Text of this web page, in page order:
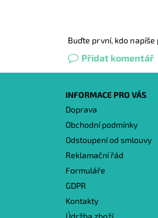
Buďte první, kdo
Přidat komentář
INFORMACE PRO VÁS
Doprava
Obchodní podmínky
Odstoupení od smlouvy
Reklamační řád
Formuláře
GDPR
Kontakty
Údržba zboží